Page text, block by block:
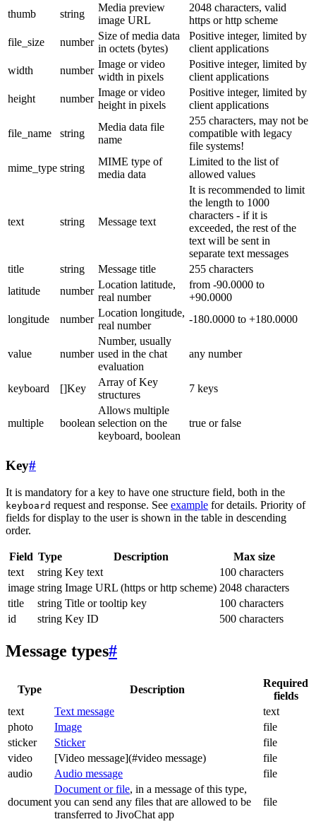
thumb
string
Media preview
image URL
2048 characters, valid
https or http scheme
file_size
number
Size of media data
in octets (bytes)
Positive integer, limited by
client applications
width
number
Image or video
width in pixels
Positive integer, limited by
client applications
height
number
Image or video
height in pixels
Positive integer, limited by
client applications
file_name string
Media data file
name
255 characters, may not be
compatible with legacy
file systems!
mime_type string
MIME type of
media data
Limited to the list of
allowed values
text string Message text
It is recommended to limit
the length to 1000
characters - if it is
exceeded, the rest of the
text will be sent in
separate text messages
title
string Message title
255 characters
latitude
number
Location latitude,
real number
from -90.0000 to
+90.0000
longitude
number
Location longitude,
real number
-180.0000 to +180.0000
value number
Number, usually
used in the chat
evaluation
any number
keyboard []Key
Array of Key
structures
7 keys
multiple boolean
Allows multiple
selection on the
keyboard, boolean
true or false
Key#
It is mandatory for a key to have one structure field, both in the
keyboard request and response. See example for details. Priority of
fields for display to the user is shown in the table in descending
order.
Field Type Description
Max size
text
string Key text
100 characters
image string Image URL (https or http scheme) 2048 characters
title
string Title or tooltip key
100 characters
id
string Key ID 500 characters
Message types#
Type Description
Required
fields
text
Text message
text
photo
Image
file
sticker
Sticker
file
video
[Video message](#video message)
file
audio
Audio message file
document
Document or file, in a message of this type,
you can send any files that are allowed to be
transferred to JivoChat app
file